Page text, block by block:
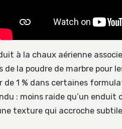
à la chaux aérienne
de la poudre de marbre pour
de 1 % dans certaines
: moins raide qu’un
texture qui accroche